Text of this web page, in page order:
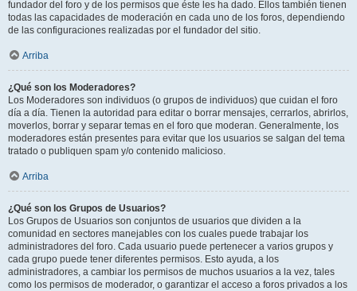
fundador del foro y de los permisos que éste les ha dado. Ellos también tienen
todas las capacidades de moderación en cada uno de los foros, dependiendo
de las configuraciones realizadas por el fundador del sitio.
Arriba
¿Qué son los Moderadores?
Los Moderadores son individuos (o grupos de individuos) que cuidan el foro
día a día. Tienen la autoridad para editar o borrar mensajes, cerrarlos, abrirlos,
moverlos, borrar y separar temas en el foro que moderan. Generalmente, los
moderadores están presentes para evitar que los usuarios se salgan del tema
tratado o publiquen spam y/o contenido malicioso.
Arriba
¿Qué son los Grupos de Usuarios?
Los Grupos de Usuarios son conjuntos de usuarios que dividen a la
comunidad en sectores manejables con los cuales puede trabajar los
administradores del foro. Cada usuario puede pertenecer a varios grupos y
cada grupo puede tener diferentes permisos. Esto ayuda, a los
administradores, a cambiar los permisos de muchos usuarios a la vez, tales
como los permisos de moderador, o garantizar el acceso a foros privados a los